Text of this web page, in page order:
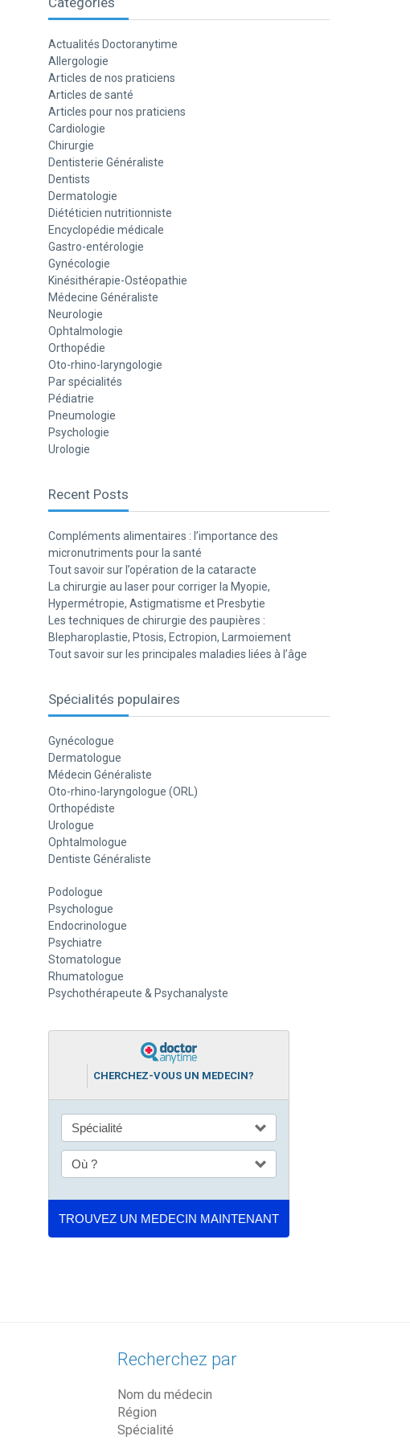
Actualités Doctoranytime
Allergologie
Articles de nos praticiens
Articles de santé
Articles pour nos praticiens
Cardiologie
Chirurgie
Dentisterie Généraliste
Dentists
Dermatologie
Diététicien nutritionniste
Encyclopédie médicale
Gastro-entérologie
Gynécologie
Kinésithérapie-Ostéopathie
Médecine Généraliste
Neurologie
Ophtalmologie
Orthopédie
Oto-rhino-laryngologie
Par spécialités
Pédiatrie
Pneumologie
Psychologie
Urologie
Recent Posts
Compléments alimentaires : l’importance des
micronutriments pour la santé
Tout savoir sur l’opération de la cataracte
La chirurgie au laser pour corriger la Myopie,
Hypermétropie, Astigmatisme et Presbytie
Les techniques de chirurgie des paupières :
Blepharoplastie, Ptosis, Ectropion, Larmoiement
Tout savoir sur les principales maladies liées à l’âge
Spécialités populaires
Gynécologue
Dermatologue
Médecin Généraliste
Oto-rhino-laryngologue (ORL)
Orthopédiste
Urologue
Ophtalmologue
Dentiste Généraliste
Podologue
Psychologue
Endocrinologue
Psychiatre
Stomatologue
Rhumatologue
Psychothérapeute & Psychanalyste
CHERCHEZ-VOUS UN MEDECIN?
Recherchez par
Nom du médecin
Région
Spécialité